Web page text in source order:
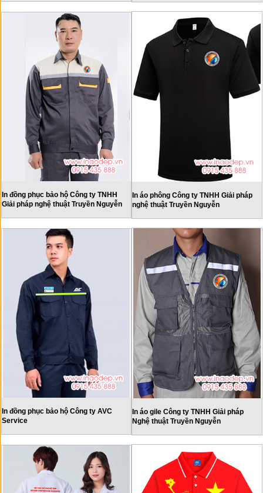
In đồng phục bảo hộ Công ty TNHH
Giải pháp nghệ thuật Truyền Nguyễn
In áo phông Công ty TNHH Giải pháp
nghệ thuật Truyền Nguyễn
In đồng phục bảo hộ Công ty AVC
Service
In áo gile Công ty TNHH Giải pháp
Nghệ thuật Truyền Nguyễn